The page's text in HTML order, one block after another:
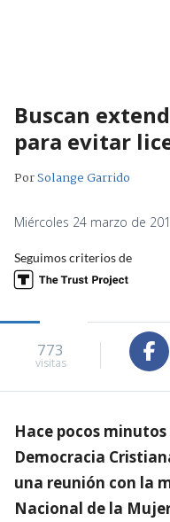
Buscan
para evitar
PorSolange Garrido
Miércoles 24 marzo de
Seguimos criterios de
773
visitas
Hace pocos
Democracia
una reunión con la
Nacional de la